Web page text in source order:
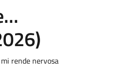
rende nervosa